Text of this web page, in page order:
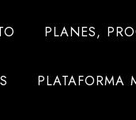
PLANES,
PLATAFORMA